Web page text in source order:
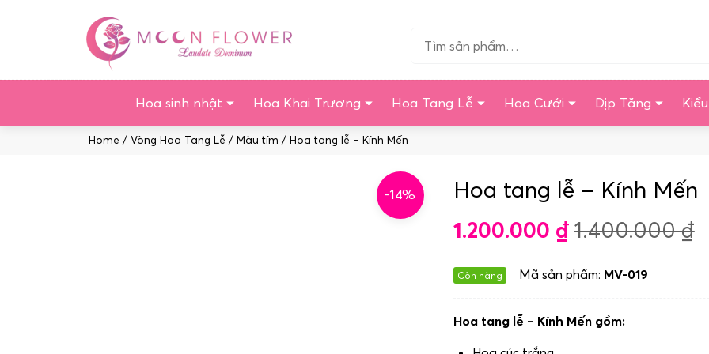
Tìm…
Hoa sinh nhật Hoa Khai Trương Hoa Tang Lễ Hoa Cưới Dịp Tặng
Home / Vòng Hoa Tang Lễ / Màu tím / Hoa tang lễ – Kính Mến
-14% Hoa tang lễ – Kính Mến
1.200.000 ₫ 1.400.000₫
Còn hàng Mã sản phẩm: MV-019
Hoa tang lễ – Kính Mến gồm: